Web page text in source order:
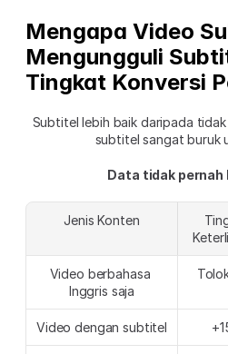
Mengapa Video
Mengungguli
Tingkat Konversi
Subtitel lebih baik daripada tidak
subtitel sangat buruk
Data tidak pernah
Jenis Konten
Video berbahasa
Inggris saja
Video dengan subtitel